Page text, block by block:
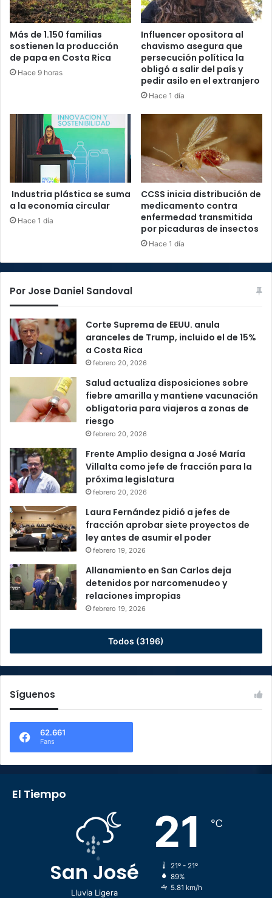
Más de 1.150 familias
sostienen la producción
de papa en Costa Rica
Hace 9 horas
Influencer opositora al
chavismo asegura que
persecución política la
obligó a salir del país y
pedir asilo en el extranjero
Hace 1 día
Industria plástica se suma
a la economía circular
Hace 1 día
CCSS inicia distribución de
medicamento contra
enfermedad transmitida
por picaduras de insectos
Hace 1 día
Por Jose Daniel Sandoval
Corte Suprema de EEUU. anula
aranceles de Trump, incluido el de 15%
a Costa Rica
febrero 20, 2026
Salud actualiza disposiciones sobre
fiebre amarilla y mantiene vacunación
obligatoria para viajeros a zonas de
riesgo
febrero 20, 2026
Frente Amplio designa a José María
Villalta como jefe de fracción para la
próxima legislatura
febrero 20, 2026
Laura Fernández pidió a jefes de
fracción aprobar siete proyectos de
ley antes de asumir el poder
febrero 19, 2026
Allanamiento en San Carlos deja
detenidos por narcomenudeo y
relaciones impropias
febrero 19, 2026
Todos (3196)
Síguenos
62.661
Fans
El Tiempo
San José
Lluvia Ligera
21 ℃
21º - 21º
89%
5.81 km/h